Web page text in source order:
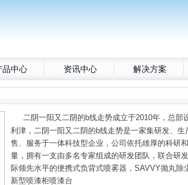
品中心 资讯中心 解决方案
二阴一阳又二阴的b线走势成立于2010年，总部
利津，二阴一阳又二阴的b线走势是一家集研发、生
售、服务于一体科技型企业，公司依托雄厚的科研
量，拥有一支由多名专家组成的研发团队，联合研
际领先水平的便携式负背式喷雾器，SAVVY抛丸除
新型喷漆柜喷漆台